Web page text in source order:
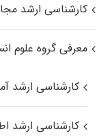
کارشناسی ارشد
معرفی گروه علوم
کارشناسی ارشد
کارشناسی ارشد